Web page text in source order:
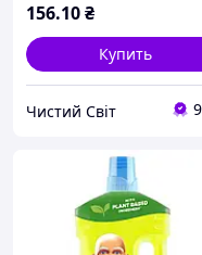
156.10₴
Купить
Чистий Світ